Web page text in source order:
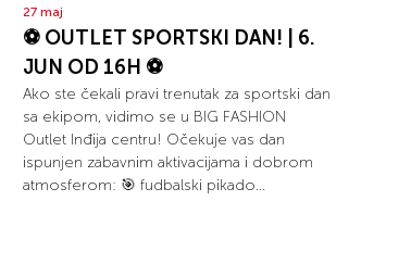
27 maj
⚽ OUTLET SPORTSKI DAN! | 6.
JUN OD 16H ⚽
Ako ste čekali pravi trenutak za sportski dan
sa ekipom, vidimo se u BIG FASHION
Outlet Inđija centru! Očekuje vas dan
ispunjen zabavnim aktivacijama i dobrom
atmosferom: 🎯 fudbalski pikado...